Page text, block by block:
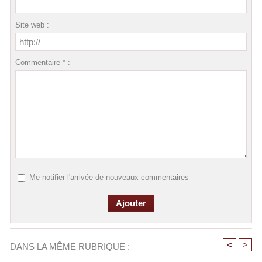
Site web :
Commentaire * :
Me notifier l'arrivée de nouveaux commentaires
DANS LA MÊME RUBRIQUE : < >